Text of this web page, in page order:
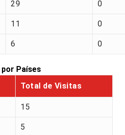
29 0
11 0
6 0
por Países
Total de Visitas
15
5